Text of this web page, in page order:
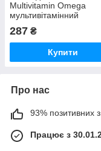
Multivitamin Omega
мультивітамінний
комплекс з Омега 3
Vitomax
287 ₴
Купити
Про нас
93% позитивних з
Працює з